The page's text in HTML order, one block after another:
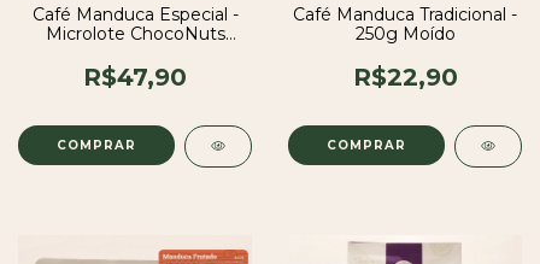
Café Manduca Especial -
Microlote ChocoNuts
R$47,90
Café Manduca Tradicional -
250g Moído
R$22,90